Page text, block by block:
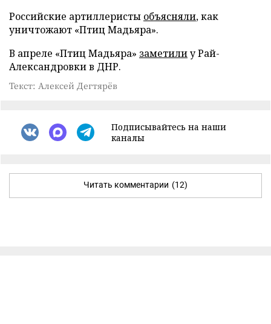
Российские артиллеристы объясняли, как
уничтожают «Птиц Мадьяра».
В апреле «Птиц Мадьяра» заметилиу Рай-
Александровки в ДНР.
Текст: Алексей Дегтярёв
Подписывайтесь на наши
каналы
Читать комментарии (12)